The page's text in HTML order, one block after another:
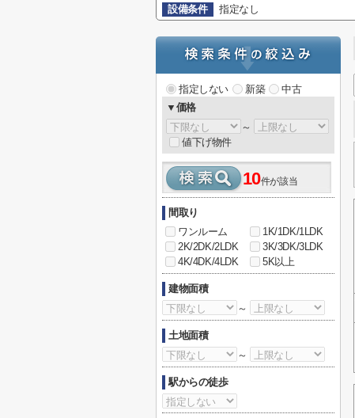
設備条件
指定なし
指定しない 新築
中古
▼価格
～
値下げ物件
10件が該当
間取り
ワンルーム
1K/1DK/1LDK
2K/2DK/2LDK
3K/3DK/3LDK
4K/4DK/4LDK
5K以上
建物面積
～
土地面積
～
駅からの徒歩